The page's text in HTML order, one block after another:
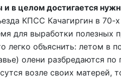
и в целом достигается
КПСС Качагиргин в 70-
для выработки полезных
легко объяснить: летом в
олени разбредаются по
возле своих матерей,